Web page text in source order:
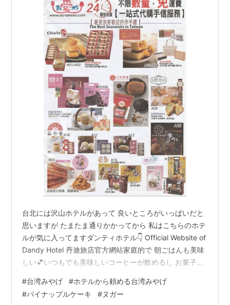
台北には沢山ホテルがあって 良いところがいっぱいだと
思いますが たまたま通りかかってから 私はこちらのホテ
ルが気に入ってますダンティホテル👇 Official Website of
Dandy Hotel 丹迪旅店官方網站家庭的で 朝ごはんも美味
しい💕いつもでも美味しいコーヒーが飲めるし お菓子と
台湾のお土産悩んだら こんなサービスのチラシも見つけ
ました このセレクションすごい良い✨ 「台北みやげの定
#台湾みやげ #ホテルから頼める台湾みやげ
#パイナップルケーキ #ヌガー